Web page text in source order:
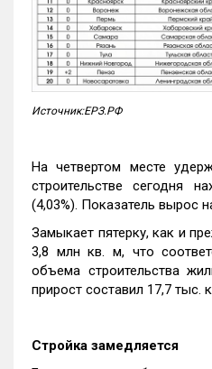
Источник:ЕРЗ.РФ
На четвертом месте
строительстве сегодня
(4,03%). Показатель вырос
Замыкает пятерку, как и
3,8 млн кв. м, что
объема строительства
прирост составил 17,7 тыс.
Стройка замедляется